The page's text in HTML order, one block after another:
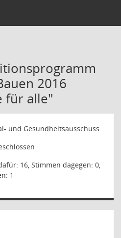
2016
für alle"
und Gesundheitsausschuss
16, Stimmen dagegen: 0,
1